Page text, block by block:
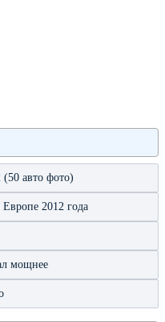
(50 авто фото)
2012 года
мощнее